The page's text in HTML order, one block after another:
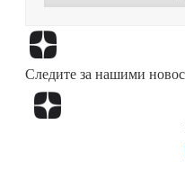
Следите за нашими